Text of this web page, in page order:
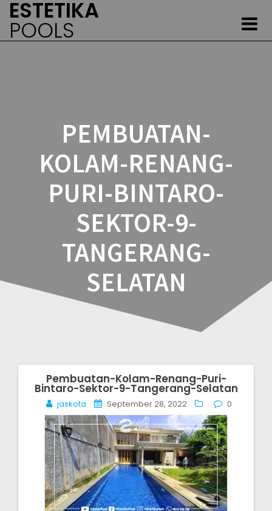
ESTETIKA
POOLS
PEMBUATAN-
KOLAM-RENANG-
PURI-BINTARO-
SEKTOR-9-
TANGERANG-
SELATAN
Pembuatan-Kolam-Renang-Puri-
Bintaro-Sektor-9-Tangerang-Selatan
jaskota September 28, 2022 0
Post
navigation